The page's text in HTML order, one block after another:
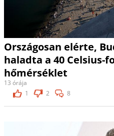
Országosan elérte,
haladta a 40 Celsius-
hőmérséklet
13 órája
1
2 8